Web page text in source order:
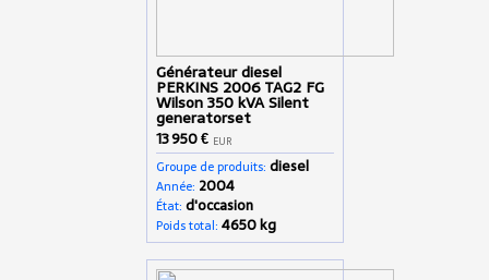
Générateur diesel
PERKINS 2006 TAG2 FG
Wilson 350 kVA Silent
generatorset
13 950 € EUR
Groupe de produits: diesel
Année: 2004
État: d'occasion
Poids total: 4650 kg